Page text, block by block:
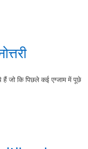
हैं जो कि पिछले कई एग्जाम में पूछे